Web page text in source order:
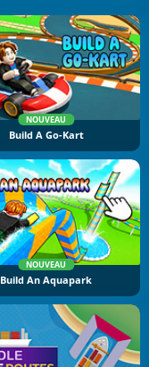
NOUVEAU
Build A Go-Kart
NOUVEAU
Build An Aquapark